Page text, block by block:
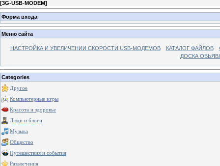
[3G-USB-MODEM]
Форма входа
Меню сайта
НАСТРОЙКА И УВЕЛИЧЕНИИ СКОРОСТИ USB-МОДЕМОВ КАТАЛОГ ФАЙЛОВ
ДОСКА
Categories
Другое
Компьютерные игры
Красота и здоровье
Люди и блоги
Музыка
Общество
Путешествия и события
Развлечения